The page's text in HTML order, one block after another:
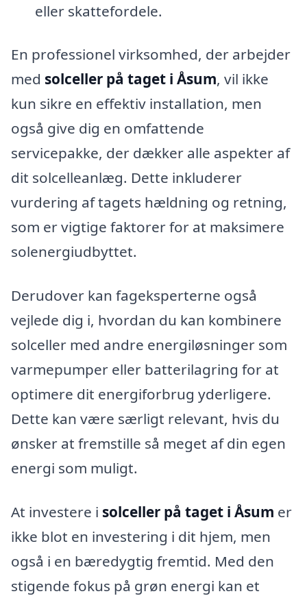
eller skattefordele.
En professionel virksomhed, der arbejder
med solceller på taget i Åsum, vil ikke
kun sikre en effektiv installation, men
også give dig en omfattende
servicepakke, der dækker alle aspekter af
dit solcelleanlæg. Dette inkluderer
vurdering af tagets hældning og retning,
som er vigtige faktorer for at maksimere
solenergiudbyttet.
Derudover kan fageksperterne også
vejlede dig i, hvordan du kan kombinere
solceller med andre energiløsninger som
varmepumper eller batterilagring for at
optimere dit energiforbrug yderligere.
Dette kan være særligt relevant, hvis du
ønsker at fremstille så meget af din egen
energi som muligt.
At investere i solceller på taget i Åsum er
ikke blot en investering i dit hjem, men
også i en bæredygtig fremtid. Med den
stigende fokus på grøn energi kan et